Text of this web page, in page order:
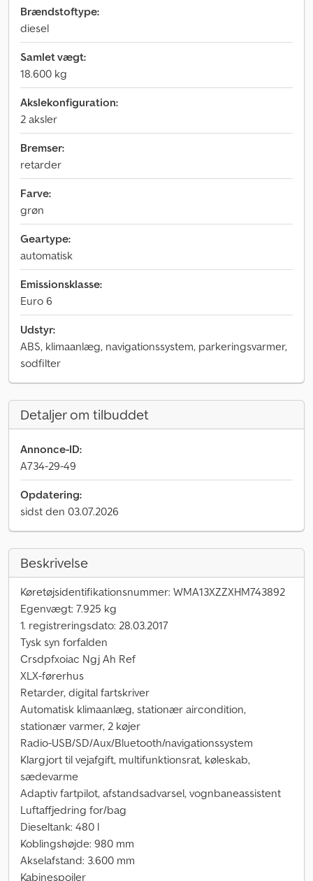
Brændstoftype:
diesel
Samlet vægt:
18.600 kg
Akslekonfiguration:
2 aksler
Bremser:
retarder
Farve:
grøn
Geartype:
automatisk
Emissionsklasse:
Euro 6
Udstyr:
ABS, klimaanlæg, navigationssystem, parkeringsvarmer,
sodfilter
Detaljer om tilbuddet
Annonce-ID:
A734-29-49
Opdatering:
sidst den 03.07.2026
Beskrivelse
Køretøjsidentifikationsnummer: WMA13XZZXHM743892
Egenvægt: 7.925 kg
1. registreringsdato: 28.03.2017
Tysk syn forfalden
Crsdpfxoiac Ngj Ah Ref
XLX-førerhus
Retarder, digital fartskriver
Automatisk klimaanlæg, stationær aircondition,
stationær varmer, 2 køjer
Radio-USB/SD/Aux/Bluetooth/navigationssystem
Klargjort til vejafgift, multifunktionsrat, køleskab,
sædevarme
Adaptiv fartpilot, afstandsadvarsel, vognbaneassistent
Luftaffjedring for/bag
Dieseltank: 480 l
Koblingshøjde: 980 mm
Akselafstand: 3.600 mm
Kabinespoiler